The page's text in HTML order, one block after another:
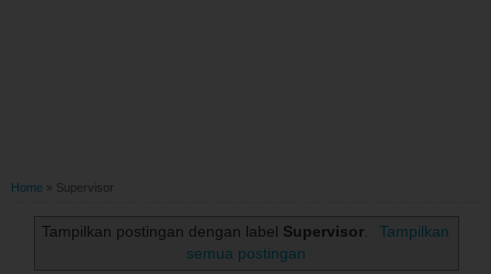
Home » Supervisor
Tampilkan postingan dengan label Supervisor
Tampilkan
semua postingan